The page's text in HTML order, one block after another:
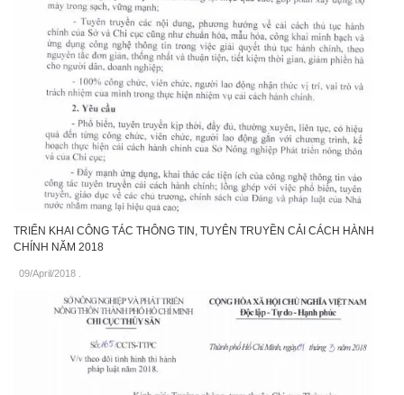
TRIỂN KHAI CÔNG TÁC THÔNG TIN, TUYÊN TRUYỀN CẢI CÁCH HÀNH
CHÍNH NĂM 2018
09/April/2018